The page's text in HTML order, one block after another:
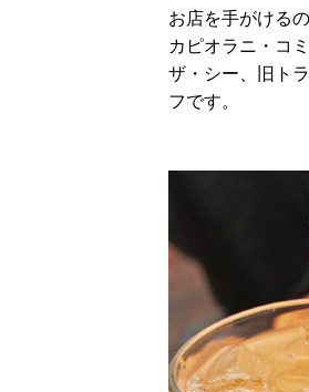
お店を手がける
カピオラニ・コ
ザ・シー、旧ト
フです。